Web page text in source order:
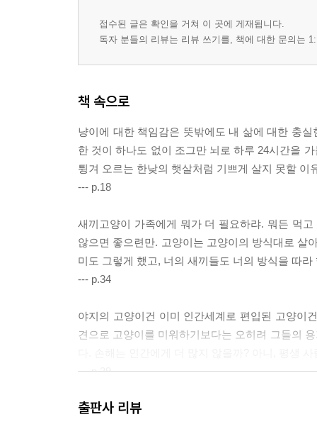
접수된 글은 확인을 거쳐 이 곳에 게재됩니다.
독자 분들의 리뷰는 리뷰 쓰기를, 책에 대한 문의는
책 속으로
냥이에 대한 책임감은 뜻밖에도 내 삶에 대한 충
한 것이 하나도 없이 조그만 뇌로 하루 24시간을
튕겨 오르는 한낮의 햇살처럼 기쁘게 살지 못할 이
--- p.18
새끼고양이 가족에게 뭐가 더 필요하랴. 뭐든 먹
않으면 좋으련만. 고양이는 고양이의 방식대로 살
미도 그렇게 했고, 너의 새끼들도 너의 방식을 따
--- p.34
야지의 고양이건 이미 인간세계로 편입된 고양이
견으로 고양이를 미워하기보다는 오히려 그들의
--- p.39
어릴 적 시골에서 불을 지필 때도 그랬고 절에서
출판사 리뷰